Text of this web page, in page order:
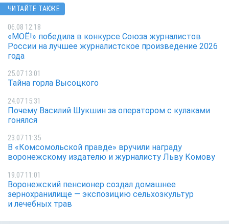
ЧИТАЙТЕ ТАКЖЕ
06.08 12:18
«МОЁ!» победила в конкурсе Союза журналистов
России на лучшее журналистское произведение 2026
года
25.07 13:01
Тайна горла Высоцкого
24.07 15:31
Почему Василий Шукшин за оператором с кулаками
гонялся
23.07 11:35
В «Комсомольской правде» вручили награду
воронежскому издателю и журналисту Льву Комову
19.07 11:01
Воронежский пенсионер создал домашнее
зернохранилище — экспозицию сельхозкультур
и лечебных трав